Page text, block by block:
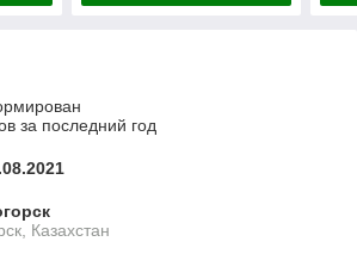
за последний год
Казахстан